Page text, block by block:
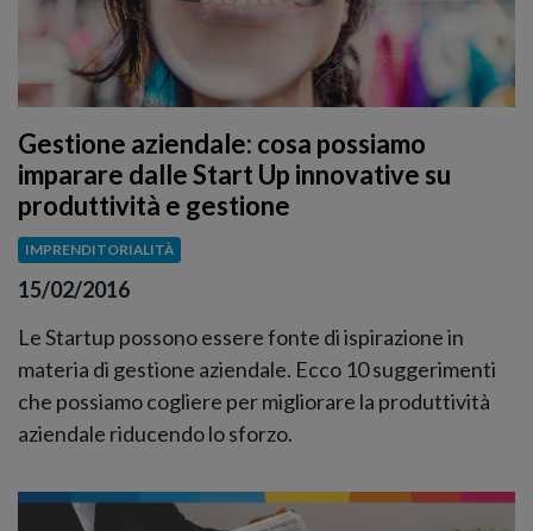
Gestione aziendale: cosa possiamo
imparare dalle Start Up innovative su
produttività e gestione
IMPRENDITORIALITÀ
15/02/2016
Le Startup possono essere fonte di ispirazione in
materia di gestione aziendale. Ecco 10 suggerimenti
che possiamo cogliere per migliorare la produttività
aziendale riducendo lo sforzo.